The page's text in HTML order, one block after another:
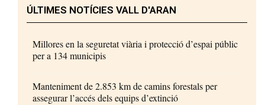
ÚLTIMES NOTÍCIES VALL D'ARAN
Millores en la seguretat viària i protecció d’espai públic
per a 134 municipis
Manteniment de 2.853 km de camins forestals per
assegurar l’accés dels equips d’extinció